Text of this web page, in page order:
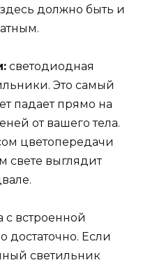
должно быть и
светодиодная
Это самый
падает прямо на
от вашего тела.
цветопередачи
свете выглядит
с встроенной
достаточно. Если
светильник